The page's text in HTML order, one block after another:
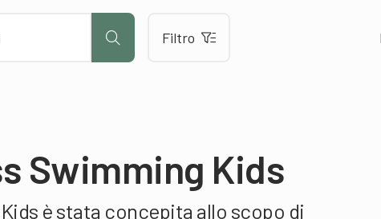
Filtro
Swimming Kids
è stata concepita allo scopo di